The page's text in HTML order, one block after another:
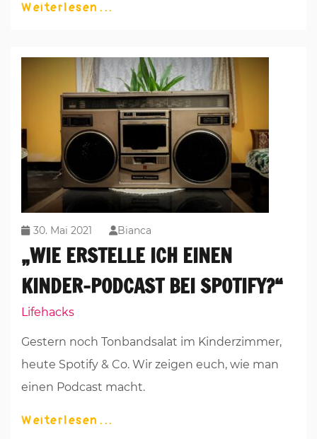
Weiterlesen
30. Mai 2021 Bianca
„WIE ERSTELLE ICH EINEN
KINDER-PODCAST BEI SPOTIFY?“
Lifehacks
Gestern noch Tonbandsalat im Kinderzimmer,
heute Spotify & Co. Wir zeigen euch, wie man
einen Podcast macht.
Weiterlesen